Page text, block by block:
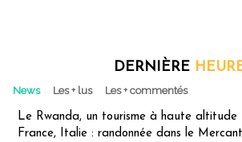
DERNIÈRE
News Les + lus Les + commentés
Le Rwanda, un tourisme à haute altitude
France, Italie : randonnée dans le